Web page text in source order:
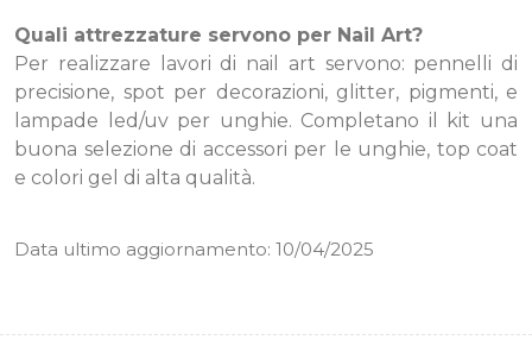
Quali attrezzature servono per Nail Art?
Per realizzare lavori di nail art servono: pennelli di
precisione, spot per decorazioni, glitter, pigmenti, e
lampade led/uv per unghie. Completano il kit una
buona selezione di accessori per le unghie, top coat
e colori gel di alta qualità.
Data ultimo aggiornamento: 10/04/2025